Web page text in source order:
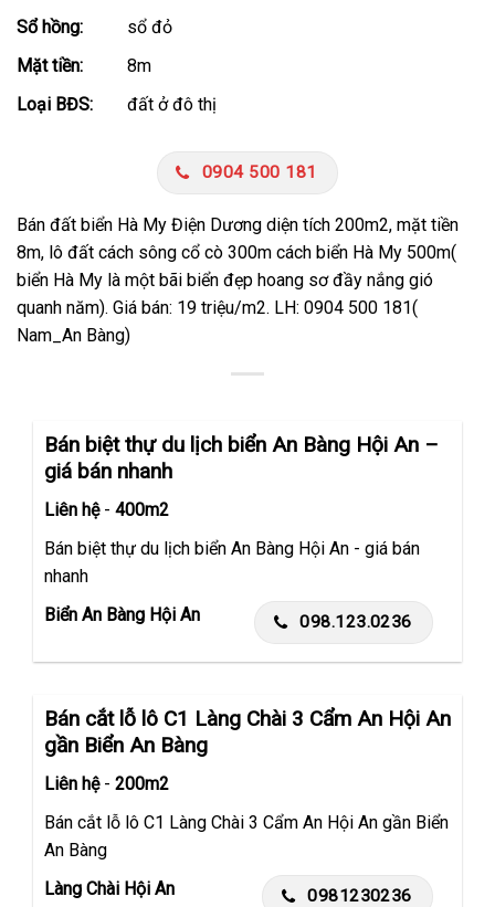
Sổ hồng:
sổ đỏ
Mặt tiền:
8m
Loại BĐS:
đất ở đô thị
0904 500 181
Bán đất biển Hà My Điện Dương diện tích 200m2, mặt tiền
8m, lô đất cách sông cổ cò 300m cách biển Hà My 500m(
biển Hà My là một bãi biển đẹp hoang sơ đầy nắng gió
quanh năm). Giá bán: 19 triệu/m2. LH: 0904 500 181(
Nam_An Bàng)
Bán biệt thự du lịch biển An Bàng Hội An –
giá bán nhanh
Liên hệ- 400m2
Bán biệt thự du lịch biển An Bàng Hội An - giá bán
nhanh
Biển An Bàng Hội An
098.123.0236
Bán cắt lỗ lô C1 Làng Chài 3 Cẩm An Hội An
gần Biển An Bàng
Liên hệ- 200m2
Bán cắt lỗ lô C1 Làng Chài 3 Cẩm An Hội An gần Biển
An Bàng
Làng Chài Hội An
0981230236